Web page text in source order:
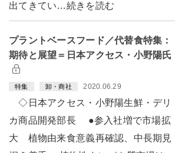
出てきてい…続きを読む
プラントベースフード／代替食特集：
期待と展望＝日本アクセス・小野陽氏
特集 卸・商社 2020.06.29
◇日本アクセス・小野陽生鮮・デリ
カ商品開発部長 ●参入社増で市場拡
大 植物由来食意義再確認、中長期見